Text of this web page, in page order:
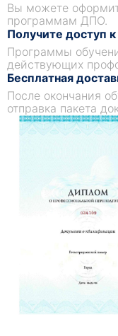
Вы можете
программам ДПО.
Получите доступ
Программы
действующих
Бесплатная
После окончания
отправка пакета